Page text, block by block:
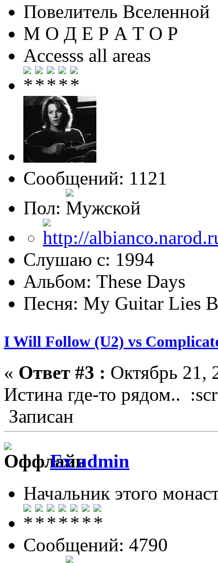
Повелитель Вселенной
М О Д Е Р А Т О Р
Accesss all areas
Сообщений: 1121
Пол:
Слушаю с: 1994
Альбом: These Days
Песня: My Guitar Lies
I Will Follow (U2) vs
« Ответ #3 : Октябрь 21,
Истина где-то рядом..
Записан
Ex admin
Начальник этого
Сообщений: 4790